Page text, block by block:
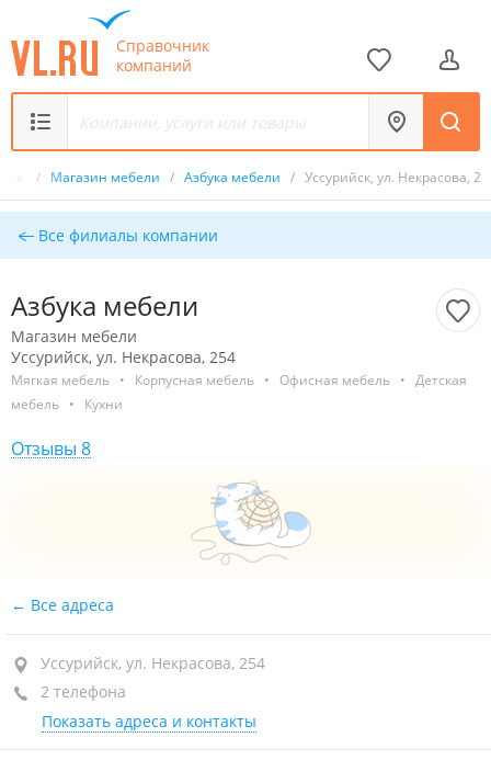
Справочник
компаний
/ Магазин мебели / Азбука мебели / Уссурийск, ул. Некрасова,
Все филиалы компании
Азбука мебели
Магазин мебели
Уссурийск, ул. Некрасова, 254
Мягкая мебель • Корпусная мебель • Офисная мебель • Детская
мебель • Кухни
Отзывы 8
Все адреса
Уссурийск, ул. Некрасова, 254
2 телефона
Показать адреса и контакты